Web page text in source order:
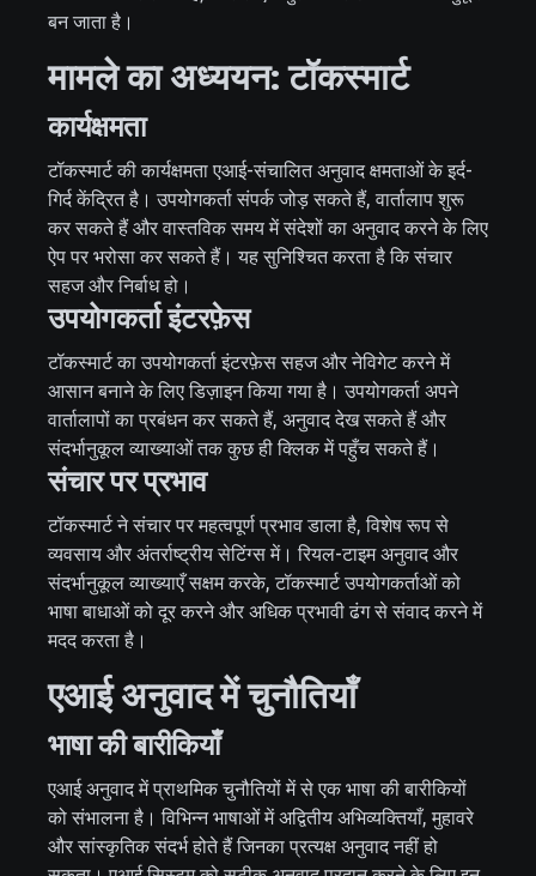
बन जाता है।
मामले का अध्ययन: टॉकस्मार्ट
कार्यक्षमता
टॉकस्मार्ट की कार्यक्षमता एआई-संचालित अनुवाद क्षमताओं के इर्द-
गिर्द केंद्रित है। उपयोगकर्ता संपर्क जोड़ सकते हैं, वार्तालाप शुरू
कर सकते हैं और वास्तविक समय में संदेशों का अनुवाद करने के लिए
ऐप पर भरोसा कर सकते हैं। यह सुनिश्चित करता है कि संचार
सहज और निर्बाध हो।
उपयोगकर्ता इंटरफ़ेस
टॉकस्मार्ट का उपयोगकर्ता इंटरफ़ेस सहज और नेविगेट करने में
आसान बनाने के लिए डिज़ाइन किया गया है। उपयोगकर्ता अपने
वार्तालापों का प्रबंधन कर सकते हैं, अनुवाद देख सकते हैं और
संदर्भानुकूल व्याख्याओं तक कुछ ही क्लिक में पहुँच सकते हैं।
संचार पर प्रभाव
टॉकस्मार्ट ने संचार पर महत्वपूर्ण प्रभाव डाला है, विशेष रूप से
व्यवसाय और अंतर्राष्ट्रीय सेटिंग्स में। रियल-टाइम अनुवाद और
संदर्भानुकूल व्याख्याएँ सक्षम करके, टॉकस्मार्ट उपयोगकर्ताओं को
भाषा बाधाओं को दूर करने और अधिक प्रभावी ढंग से संवाद करने में
मदद करता है।
एआई अनुवाद में चुनौतियाँ
भाषा की बारीकियाँ
एआई अनुवाद में प्राथमिक चुनौतियों में से एक भाषा की बारीकियों
को संभालना है। विभिन्न भाषाओं में अद्वितीय अभिव्यक्तियाँ, मुहावरे
और सांस्कृतिक संदर्भ होते हैं जिनका प्रत्यक्ष अनुवाद नहीं हो